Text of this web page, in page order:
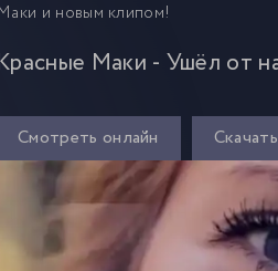
и новым клипом!
Маки - Ушёл от
Смотреть онлайн